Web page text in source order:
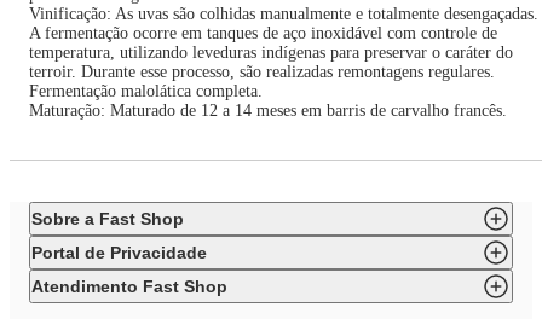
Vinificação: As uvas são colhidas manualmente e totalmente desengaçadas.
A fermentação ocorre em tanques de aço inoxidável com controle de
temperatura, utilizando leveduras indígenas para preservar o caráter do
terroir. Durante esse processo, são realizadas remontagens regulares.
Fermentação malolática completa.
Maturação: Maturado de 12 a 14 meses em barris de carvalho francês.
Sobre a Fast Shop
Portal de Privacidade
Atendimento Fast Shop